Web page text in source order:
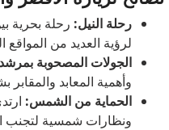
رحلة النيل: رحلة بحرية
لرؤية العديد من المواقع
الجولات المصحوبة
وأهمية المعابد
الحماية من الشمس:
ونظارات شمسية